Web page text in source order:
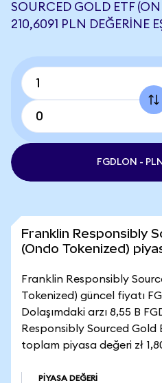
SOURCED GOLD ETF
210,6091 PLN DEĞERINE
FGDLON -
Franklin Responsibly
(Ondo Tokenized)
Franklin Responsibly
Tokenized) güncel fiyatı
Dolaşımdaki arzı 8,55 B
Responsibly Sourced Gold
toplam piyasa değeri zł
PIYASA DEĞERI